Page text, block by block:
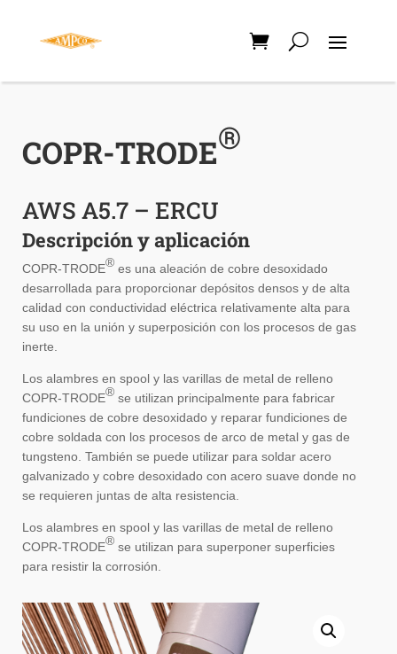
COPR-TRODE®
AWS A5.7 – ERCU
Descripción y aplicación
COPR-TRODE®es una aleación de cobre desoxidado
desarrollada para proporcionar depósitos densos y de alta
calidad con conductividad eléctrica relativamente alta para
su uso en la unión y superposición con los procesos de gas
inerte.
Los alambres en spool y las varillas de metal de relleno
COPR-TRODE®se utilizan principalmente para fabricar
fundiciones de cobre desoxidado y reparar fundiciones de
cobre soldada con los procesos de arco de metal y gas de
tungsteno. También se puede utilizar para soldar acero
galvanizado y cobre desoxidado con acero suave donde no
se requieren juntas de alta resistencia.
Los alambres en spool y las varillas de metal de relleno
COPR-TRODE®se utilizan para superponer superficies
para resistir la corrosión.